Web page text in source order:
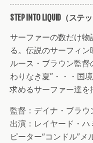
STEP INTO LIQUID（ス
サーファーの数だけ
る。伝説のサーフィ
ルース・ブラウン監
わりなき夏”・・・国
求めるサーファー達を
監督：デイナ・ブラウ
出演：レイヤード・ハ
ピーター“コンドル”メ